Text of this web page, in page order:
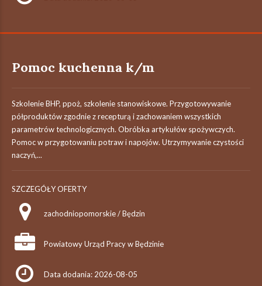
Pomoc kuchenna k/m
Szkolenie BHP, ppoż, szkolenie stanowiskowe. Przygotowywanie
półproduktów zgodnie z recepturą i zachowaniem wszystkich
parametrów technologicznych. Obróbka artykułów spożywczych.
Pomoc w przygotowaniu potraw i napojów. Utrzymywanie czystości
naczyń,...
SZCZEGÓŁY OFERTY
zachodniopomorskie / Będzin
Powiatowy Urząd Pracy w Będzinie
Data dodania: 2026-08-05